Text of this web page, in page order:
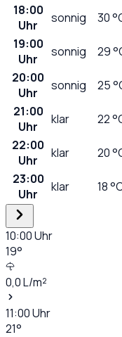
18:00
Uhr
sonnig 30
19:00
Uhr
sonnig 29
20:00
Uhr
sonnig 25
21:00
Uhr
klar 22
22:00
Uhr
klar 20
23:00
Uhr
klar 18
10:00Uhr
19°
0,0L/m²
11:00Uhr
21°